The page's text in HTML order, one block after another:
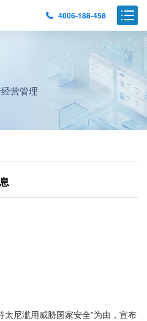
4006-188-458
营管理
太尼滥用威胁国家安全”为由，宣布